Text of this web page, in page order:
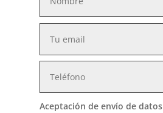
Aceptación de envío de datos